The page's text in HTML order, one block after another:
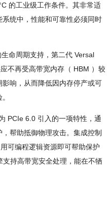
的工业级工作条件。其非常适
统中，性能和可靠性必须同时
命周期支持，第二代 Versal
不再受高带宽内存（ HBM ）较
响，从而降低因内存停产或可
PCIe 6.0 引入的一项特性，通
帮助抵御物理攻击。集成控制
可编程逻辑资源即可帮助保护
持高带宽安全处理，能在不牺